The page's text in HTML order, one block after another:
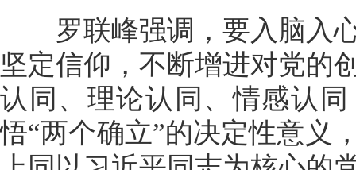
罗联峰强调，要入脑入心
坚定信仰，不断增进对党的
认同、理论认同、情感认
悟“两个确立”的决定性意义